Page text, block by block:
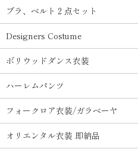
ブラ、ベルト２点セット
Designers Costume
ボリウッドダンス衣装
ハーレムパンツ
フォークロア衣装/ガラベーヤ
オリエンタル衣装 即納品